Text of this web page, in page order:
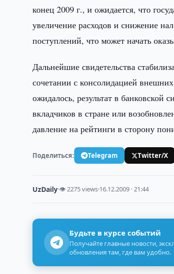
конец 2009 г., и ожидается, что
увеличение расходов и снижение
поступлений, что может начать
Дальнейшие свидетельства
сочетании с консолидацией
ожидалось, результат в банковской
вкладчиков в стране или
давление на рейтинги в сторону
Поделиться: Telegram Twitter/X
UzDaily·👁 2275 views·16.12.2009 · 21:44
Будьте в курсе событий
Получайте главные новости,
обновления там, где вам удобно.